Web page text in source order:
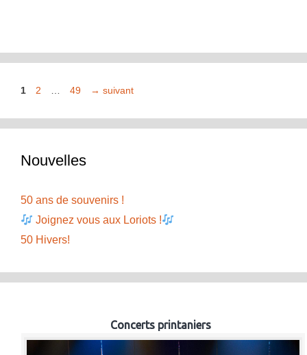
Page
1 Page
2 Page
49 → suivant
Nouvelles
50 ans de souvenirs !
Joignez vous aux Loriots !
50 Hivers!
Concerts printaniers